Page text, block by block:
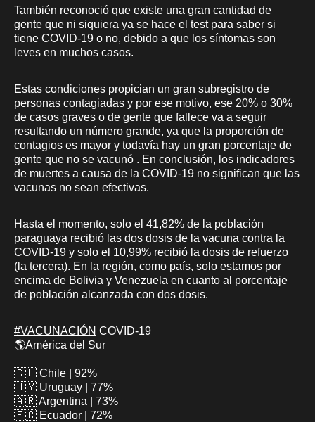
También reconoció que existe una gran cantidad de
gente que ni siquiera ya se hace el test para saber si
tiene COVID-19 o no, debido a que los síntomas son
leves en muchos casos.
Estas condiciones propician un gran subregistro de
personas contagiadas y por ese motivo, ese 20% o 30%
de casos graves o de gente que fallece va a seguir
resultando un número grande, ya que la proporción de
contagios es mayor y todavía hay un gran porcentaje de
gente que no se vacunó . En conclusión, los indicadores
de muertes a causa de la COVID-19 no significan que las
vacunas no sean efectivas.
Hasta el momento, solo el 41,82% de la población
paraguaya recibió las dos dosis de la vacuna contra la
COVID-19 y solo el 10,99% recibió la dosis de refuerzo
(la tercera). En la región, como país, solo estamos por
encima de Bolivia y Venezuela en cuanto al porcentaje
de población alcanzada con dos dosis.
#VACUNACIÓN COVID-19
🌎América del Sur
🇨🇱 Chile | 92%
🇺🇾 Uruguay | 77%
🇦🇷 Argentina | 73%
🇪🇨 Ecuador | 72%